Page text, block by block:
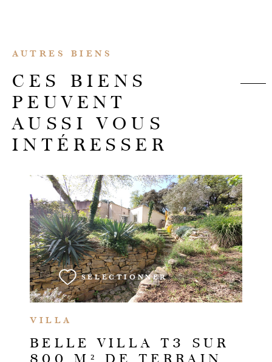
AUTRES BIENS
CES BIENS
PEUVENT
AUSSI VOUS
INTÉRESSER
VILLA
BELLE VILLA T3 SUR
SÉLECTIONNER
VOIR LE BIEN